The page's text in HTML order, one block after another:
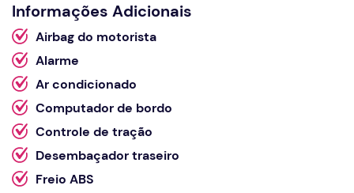
Informações Adicionais
Airbag do motorista
Alarme
Ar condicionado
Computador de bordo
Controle de tração
Desembaçador traseiro
Freio ABS